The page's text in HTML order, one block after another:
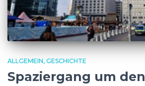
ALLGEMEIN GESCHICHTE
Spaziergang um den